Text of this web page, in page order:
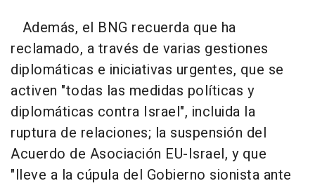
Además, el BNG recuerda que ha
reclamado, a través de varias gestiones
diplomáticas e iniciativas urgentes, que se
activen "todas las medidas políticas y
diplomáticas contra Israel", incluida la
ruptura de relaciones; la suspensión del
Acuerdo de Asociación EU-Israel, y que
"lleve a la cúpula del Gobierno sionista ante